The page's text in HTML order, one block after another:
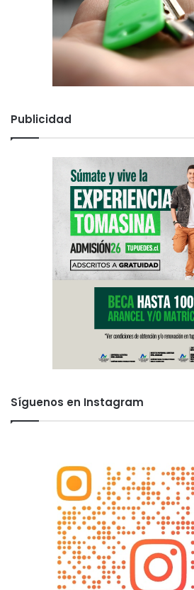
Publicidad
Síguenos en Instagram